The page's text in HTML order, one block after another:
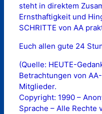
steht in direktem
Ernsthaftigkeit und
SCHRITTE von AA
Euch allen gute 24
(Quelle: HEUTE-
Betrachtungen von
Mitglieder.
Copyright: 1990 –
Sprache – Alle Rechte